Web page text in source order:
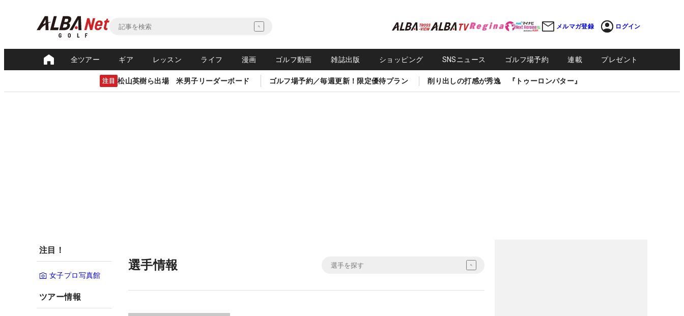
メルマガ登録 ログイン
全ツアー ギア レッスン ライフ 漫画 ゴルフ動画 雑誌出版 ショッピング SNSニュース ゴルフ場予約 連載 プレゼント
注目 松山英樹ら出場 米男子リーダーボード ゴルフ場予約／毎週更新！限定優待プラン 削り出しの打感が秀逸 『トゥーロンパター』
注目！
女子プロ写真館
ツアー情報
選手情報